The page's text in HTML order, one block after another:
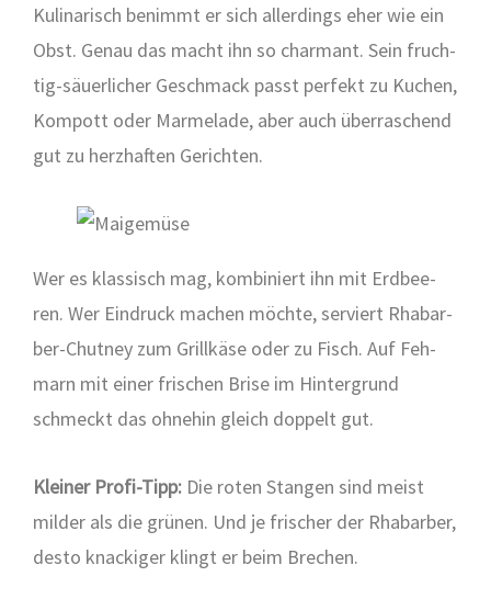
Kuli­na­risch benimmt er sich aller­dings eher wie ein
Obst. Genau das macht ihn so char­mant. Sein fruch­
tig-säu­er­li­cher Geschmack passt per­fekt zu Kuchen,
Kom­pott oder Mar­me­la­de, aber auch über­ra­schend
gut zu herz­haf­ten Gerich­ten.
Wer es klas­sisch mag, kom­bi­niert ihn mit Erd­bee­
ren. Wer Ein­druck machen möch­te, ser­viert Rha­bar­
ber-Chut­ney zum Grill­kä­se oder zu Fisch. Auf Feh­
marn mit einer fri­schen Bri­se im Hin­ter­grund
schmeckt das ohne­hin gleich dop­pelt gut.
Klei­ner Pro­fi-Tipp: Die roten Stan­gen sind meist
mil­der als die grü­nen. Und je fri­scher der Rha­bar­ber,
des­to kna­cki­ger klingt er beim Bre­chen.